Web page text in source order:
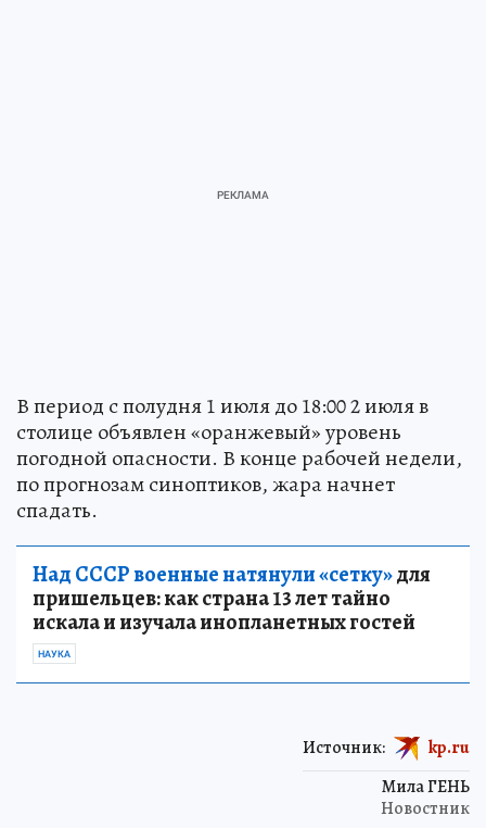
В период с полудня 1 июля до 18:00 2 июля в
столице объявлен «оранжевый» уровень
погодной опасности. В конце рабочей недели,
по прогнозам синоптиков, жара начнет
спадать.
Над СССР военные натянули «сетку»для
пришельцев: как страна 13 лет тайно
искала и изучала инопланетных гостей
НАУКА
Мила ГЕНЬ
Новостник
Источник: kp.ru